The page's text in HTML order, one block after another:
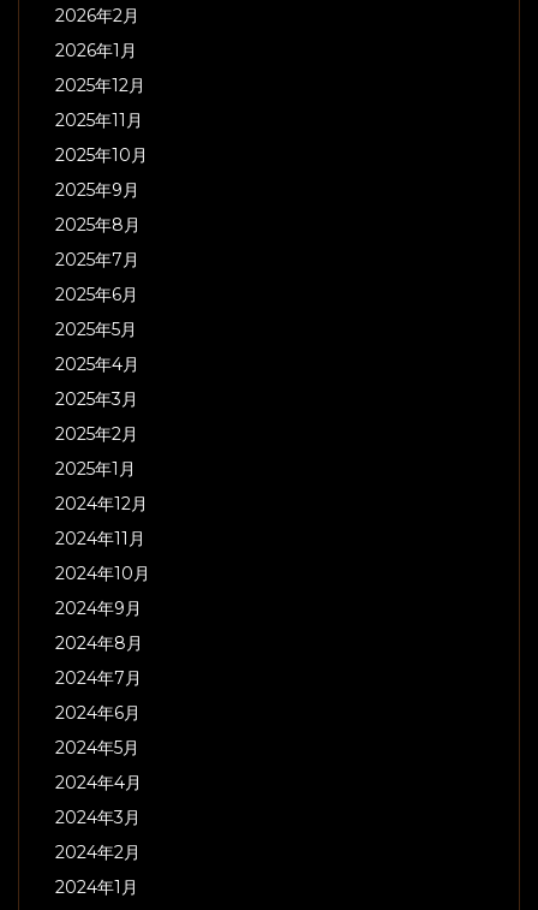
2026年2月
2026年1月
2025年12月
2025年11月
2025年10月
2025年9月
2025年8月
2025年7月
2025年6月
2025年5月
2025年4月
2025年3月
2025年2月
2025年1月
2024年12月
2024年11月
2024年10月
2024年9月
2024年8月
2024年7月
2024年6月
2024年5月
2024年4月
2024年3月
2024年2月
2024年1月